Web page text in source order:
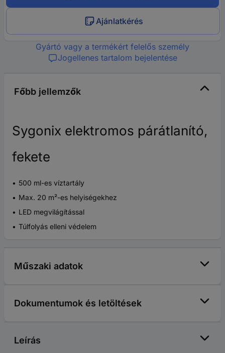
Ajánlatkérés
Gyártó vagy a termékért felelős személy
Jogellenes tartalom bejelentése
Főbb jellemzők
Sygonix elektromos párátlanító,
fekete
500 ml-es víztartály
Max. 20 m²-es helyiségekhez
LED megvilágítással
Túlfolyás elleni védelem
Műszaki adatok
Dokumentumok és letöltések
Leírás